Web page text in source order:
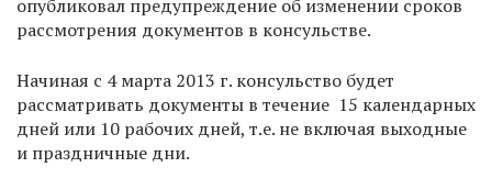
опубликовал предупреждение об изменении сроков
рассмотрения документов в консульстве.
Начиная с 4 марта 2013 г. консульство будет
рассматривать документы в течение 15 календарных
дней или 10 рабочих дней, т.е. не включая выходные
и праздничные дни.